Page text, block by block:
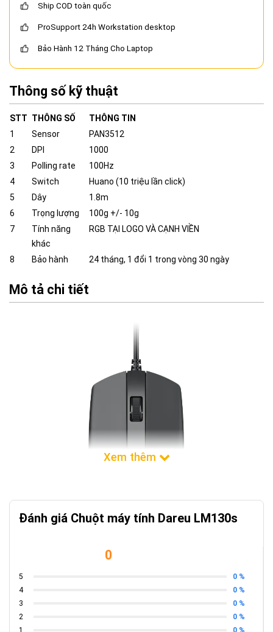
Ship COD toàn quốc
ProSupport 24h Workstation desktop
Bảo Hành 12 Tháng Cho Laptop
Thông số kỹ thuật
STT THÔNG SỐ
THÔNG TIN
1
Sensor
PAN3512
2
DPI
1000
3
Polling rate
100Hz
4
Switch
Huano (10 triệu lần click)
5
Dây
1.8m
6
Trọng lượng
100g +/- 10g
7
Tính năng
khác
RGB TẠI LOGO VÀ CẠNH VIỀN
8 Bảo hành 24 tháng, 1 đổi 1 trong vòng 30 ngày
Mô tả chi tiết
Đánh giá Chuột máy tính Dareu LM130s
0
5
0 %
4
0 %
3
0 %
2
0 %
1
0 %